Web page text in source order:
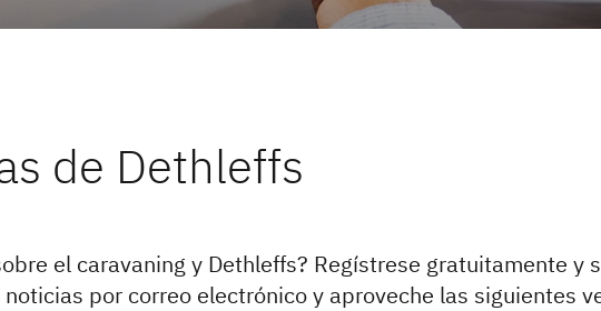
de Dethleffs
el caravaning y Dethleffs? Regístrese gratuitamente y
por correo electrónico y aproveche las siguientes